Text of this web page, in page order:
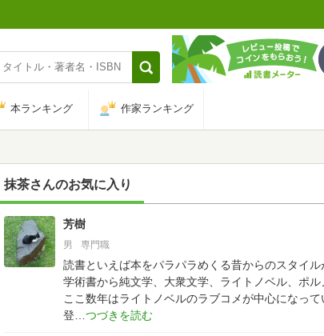
本ランキング 作家ランキング
抹茶さんのお気に入り
121 芳樹
男 専門職
読書といえば本をパラパラめくる昔からのスタイ
学術書から純文学、大衆文学、ライトノベル、ポ
ここ数年はライトノベルのラブコメが中心になって
登